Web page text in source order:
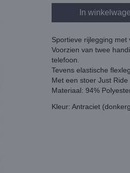
In
Sportieve rijlegging met
Voorzien van twee
telefoon.
Tevens elastische
Met een stoer Just
Materiaal: 94%
Kleur: Antraciet